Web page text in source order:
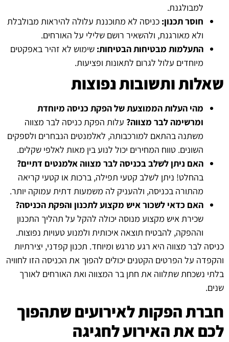
למבולגנת.
חוסר תכנון: כניסה לא מתוכננת עלולה להיראות מבולבלת
ולא מאורגנת, ולהשאיר רושם שלילי על האורחים.
התעלמות מבטיחות הבטיחות: שימוש לא זהיר באפקטים
מיוחדים עלול לגרום לתאונות ופציעות.
שאלות ותשובות נפוצות
מהי העלות הממוצעת של הפקת כניסה מיוחדת
ומרשימה לבר מצווה? עלות הפקת כניסה לבר מצווה
משתנה בהתאם למורכבותה, לאלמנטים הנבחרים ולספקים
השונים. טווח המחירים יכול לנוע בין מאות לאלפי שקלים.
האם ניתן לשלב בכניסה לבר מצווה אלמנטים דתיים?
בהחלט! ניתן לשלב קטעי תפילה, ברכות או קטעי קריאה
מהתורה בכניסה, ולהעניק לה משמעות דתית עמוקה יותר.
האם כדאי לשכור איש מקצוע לתכנון והפקת הכניסה?
שכירת איש מקצוע מנוסה יכולה להקל על תהליך התכנון
וההפקה, להבטיח תוצאה איכותית ולמנוע טעויות נפוצות.
כניסה לבר מצווה היא רגע מרגש ומיוחד. תכנון קפדני, יצירתיות
והקפדה על הפרטים הקטנים יכולים להפוך את הכניסה הזו לחוויה
בלתי נשכחת שתלווה את חתן בר המצווה ואת האורחים לאורך
שנים.
חברת הפקות לאירועים שתהפוך
לכם את האירוע לחגיגה